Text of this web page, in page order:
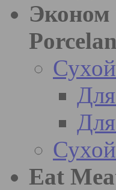
Эконом
Porcelan
Eat